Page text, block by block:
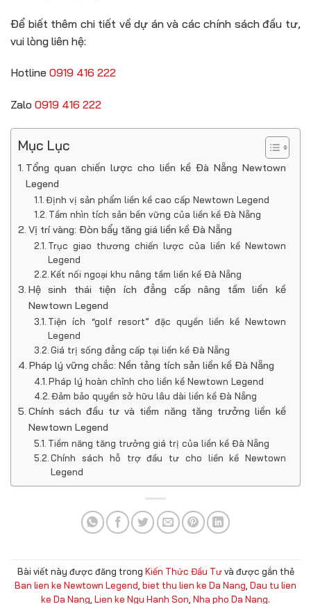
Để biết thêm chi tiết về dự án và các chính sách đầu tư,
vui lòng liên hệ:
Hotline 0919 416 222
Zalo 0919 416 222
Mục Lục
Tổng quan chiến lược cho liền kề Đà Nẵng Newtown
Legend
Định vị sản phẩm liền kề cao cấp Newtown Legend
Tầm nhìn tích sản bền vững của liền kề Đà Nẵng
Vị trí vàng: Đòn bẩy tăng giá liền kề Đà Nẵng
Trục giao thương chiến lược của liền kề Newtown
Legend
Kết nối ngoại khu nâng tầm liền kề Đà Nẵng
Hệ sinh thái tiện ích đẳng cấp nâng tầm liền kề
Newtown Legend
Tiện ích “golf resort” đặc quyền liền kề Newtown
Legend
Giá trị sống đẳng cấp tại liền kề Đà Nẵng
Pháp lý vững chắc: Nền tảng tích sản liền kề Đà Nẵng
Pháp lý hoàn chỉnh cho liền kề Newtown Legend
Đảm bảo quyền sở hữu lâu dài liền kề Đà Nẵng
Chính sách đầu tư và tiềm năng tăng trưởng liền kề
Newtown Legend
Tiềm năng tăng trưởng giá trị của liền kề Đà Nẵng
Chính sách hỗ trợ đầu tư cho liền kề Newtown
Legend
Bài viết này được đăng trong Kiến Thức Đầu Tưvà được gắn thẻ
Ban lien ke Newtown Legend, biet thu lien ke Da Nang, Dau tu lien
ke Da Nang, Lien ke Ngu Hanh Son, Nha pho Da Nang.